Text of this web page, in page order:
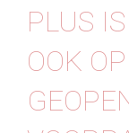
PLUS
OOK